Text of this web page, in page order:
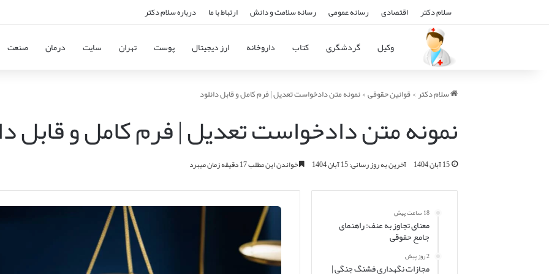
سلام دکتر اقتصادی رسانه عمومی رسانه سلامت و دانش ارتباط با ما درباره سلام دکتر
وکیل گردشگری کتاب داروخانه ارز دیجیتال پوست تهران سایت درمان صنعت
سلام دکتر>قوانین حقوقی>نمونه متن دادخواست تعدیل | فرم کامل و قابل دانلود
نمونه متن دادخواست تعدیل | فرم کامل و قابل
15 آبان 1404 آخرین به روز رسانی: 15 آبان 1404 خواندن این مطلب 17 دقیقه زمان میبرد
18 ساعت پیش
معنای تجاوز به عنف: راهنمای
جامع حقوقی
2 روز پیش
مجازات نگهداری فشنگ جنگی |